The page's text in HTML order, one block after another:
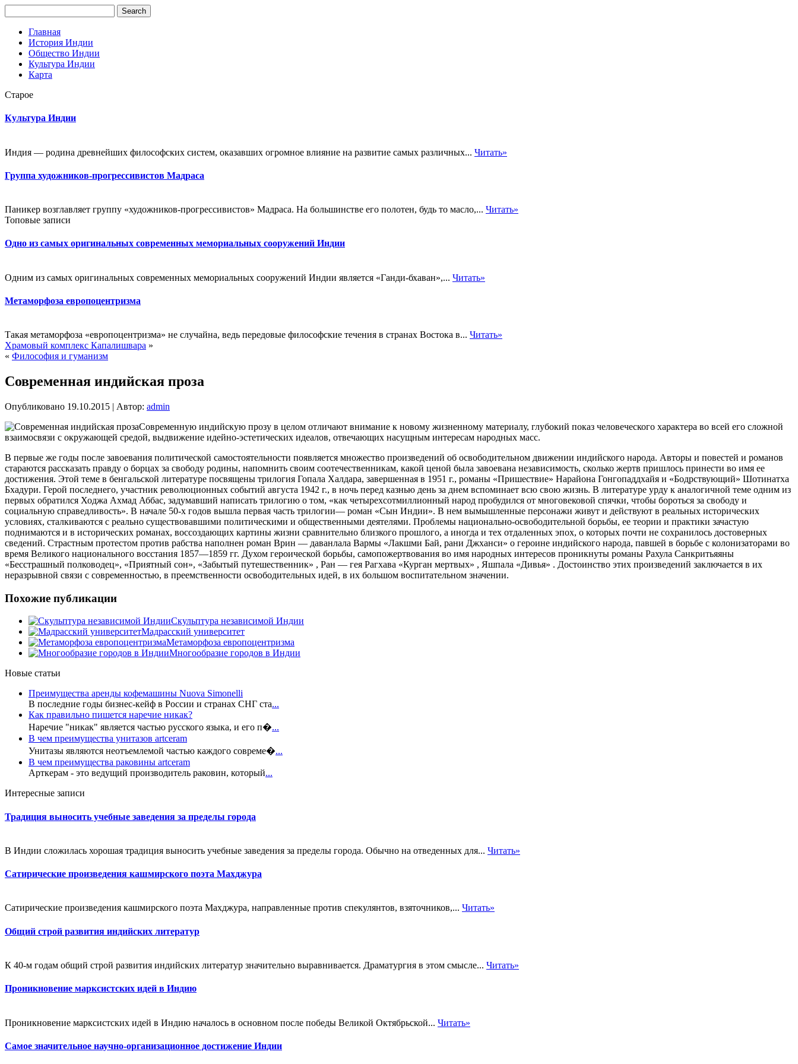
Главная
История Индии
Общество Индии
Культура Индии
Карта
Старое
Культура Индии
Индия — родина древнейших философских систем, оказавших огромное влияние на развитие самых различных... Читать»
Группа художников-прогрессивистов Мадраса
Паникер возглавляет группу «художников-прогрессивистов» Мадраса. На большинстве его полотен, будь то масло,... Читать»
Топовые записи
Одно из самых оригинальных современных мемориальных сооружений Индии
Одним из самых оригинальных современных мемориальных сооружений Индии является «Ганди-бхаван»,... Читать»
Метаморфоза европоцентризма
Такая метаморфоза «европоцентризма» не случайна, ведь передовые философские течения в странах Востока в... Читать»
Храмовый комплекс Капалишвара »
« Философия и гуманизм
Современная индийская проза
Опубликовано 19.10.2015 | Автор: admin
Современную индийскую прозу в целом отличают внимание к новому жизненному материалу, глубокий показ человеческого характера во всей его сложной
взаимосвязи с окружающей средой, выдвижение идейно-эстетических идеалов, отвечающих насущным интересам народных масс.
В первые же годы после завоевания политической самостоятельности появляется множество произведений об освободительном движении индийского народа. Авторы и повестей и романов
стараются рассказать правду о борцах за свободу родины, напомнить своим соотечественникам, какой ценой была завоевана независимость, сколько жертв пришлось принести во имя ее
достижения. Этой теме в бенгальской литературе посвящены трилогия Гопала Халдара, завершенная в 1951 г., романы «Пришествие» Нарайона Гонгопаддхайя и «Бодрствующий» Шотинатха
Бхадури. Герой последнего, участник революционных событий августа 1942 г., в ночь перед казнью день за днем вспоминает всю свою жизнь. В литературе урду к аналогичной теме одним из
первых обратился Ходжа Ахмад Аббас, задумавший написать трилогию о том, «как четырехсотмиллионный народ пробудился от многовековой спячки, чтобы бороться за свободу и
социальную справедливость». В начале 50-х годов вышла первая часть трилогии— роман «Сын Индии». В нем вымышленные персонажи живут и действуют в реальных исторических
условиях, сталкиваются с реально существовавшими политическими и общественными деятелями. Проблемы национально-освободительной борьбы, ее теории и практики зачастую
поднимаются и в исторических романах, воссоздающих картины жизни сравнительно близкого прошлого, а иногда и тех отдаленных эпох, о которых почти не сохранилось достоверных
сведений. Страстным протестом против рабства наполнен роман Врин — даванлала Вармы «Лакшми Бай, рани Джханси» о героине индийского народа, павшей в борьбе с колонизаторами во
время Великого национального восстания 1857—1859 гг. Духом героической борьбы, самопожертвования во имя народных интересов проникнуты романы Рахула Санкритьяяны
«Бесстрашный полководец», «Приятный сон», «Забытый путешественник» , Ран — гея Рагхава «Курган мертвых» , Яшпала «Дивья» . Достоинство этих произведений заключается в их
неразрывной связи с современностью, в преемственности освободительных идей, в их большом воспитательном значении.
Похожие публикации
Скульптура независимой Индии
Мадрасский университет
Метаморфоза европоцентризма
Многообразие городов в Индии
Новые статьи
Преимущества аренды кофемашины Nuova Simonelli
В последние годы бизнес-кейф в России и странах СНГ ста...
Как правильно пишется наречие никак?
Наречие "никак" является частью русского языка, и его п�...
В чем преимущества унитазов artceram
Унитазы являются неотъемлемой частью каждого совреме�...
В чем преимущества раковины artceram
Арткерам - это ведущий производитель раковин, который...
Интересные записи
Традиция выносить учебные заведения за пределы города
В Индии сложилась хорошая традиция выносить учебные заведения за пределы города. Обычно на отведенных для... Читать»
Сатирические произведения кашмирского поэта Махджура
Сатирические произведения кашмирского поэта Махджура, направленные против спекулянтов, взяточников,... Читать»
Общий строй развития индийских литератур
К 40-м годам общий строй развития индийских литератур значительно выравнивается. Драматургия в этом смысле... Читать»
Проникновение марксистских идей в Индию
Проникновение марксистских идей в Индию началось в основном после победы Великой Октябрьской... Читать»
Самое значительное научно-организационное достижение Индии